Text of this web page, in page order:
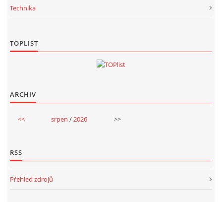
Technika
TOPLIST
ARCHIV
<< srpen /2026 >>
RSS
Přehled zdrojů